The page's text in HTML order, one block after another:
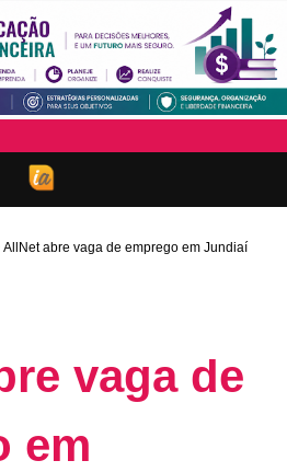
AllNet abre vaga de emprego em Jundiaí
vaga de
em